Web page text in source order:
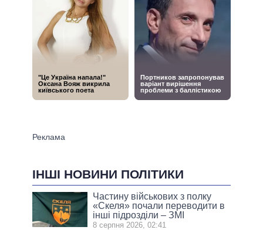
ІНШІ НОВИНИ ПОЛІТИКИ
Частину військових з полку
«Скеля» почали переводити в
інші підрозділи – ЗМІ
8 серпня 2026, 02:41